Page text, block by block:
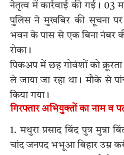
नेतृत्व में कार्रवाई की गई। 03
पुलिस ने मुखबिर की सूचना पर
भवन के पास से एक बिना नंबर
रोका।
पिकअप में छह गोवंशों को
ले जाया जा रहा था। मौके से
किया गया।
गिरफ्तार अभियुक्तों का नाम व
1. मथुरा प्रसाद बिंद पुत्र मुन्ना
चांद जनपद भभूआ बिहार उम्र